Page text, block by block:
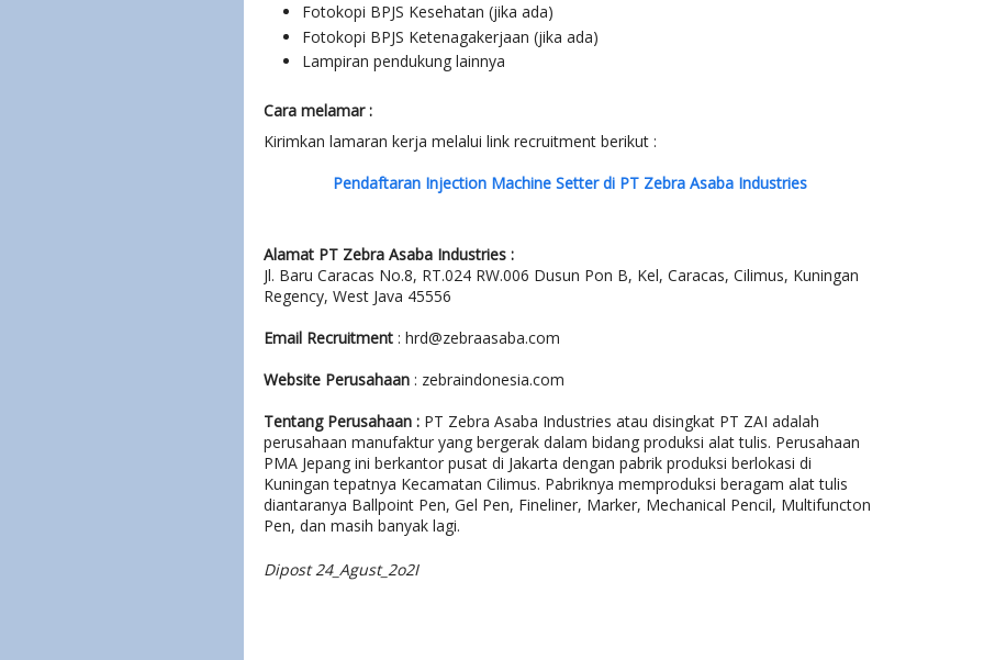
Fotokopi BPJS Kesehatan (jika ada)
Fotokopi BPJS Ketenagakerjaan (jika ada)
Lampiran pendukung lainnya
Cara melamar :
Kirimkan lamaran kerja melalui link recruitment berikut :
Pendaftaran Injection Machine Setter di PT Zebra Asaba Industries
Alamat PT Zebra Asaba Industries :
Jl. Baru Caracas No.8, RT.024 RW.006 Dusun Pon B, Kel, Caracas, Cilimus, Kuningan
Regency, West Java 45556
Email Recruitment : hrd@zebraasaba.com
Website Perusahaan : zebraindonesia.com
Tentang Perusahaan : PT Zebra Asaba Industries atau disingkat PT ZAI adalah
perusahaan manufaktur yang bergerak dalam bidang produksi alat tulis. Perusahaan
PMA Jepang ini berkantor pusat di Jakarta dengan pabrik produksi berlokasi di
Kuningan tepatnya Kecamatan Cilimus. Pabriknya memproduksi beragam alat tulis
diantaranya Ballpoint Pen, Gel Pen, Fineliner, Marker, Mechanical Pencil, Multifuncton
Pen, dan masih banyak lagi.
Dipost 24_Agust_2o2I